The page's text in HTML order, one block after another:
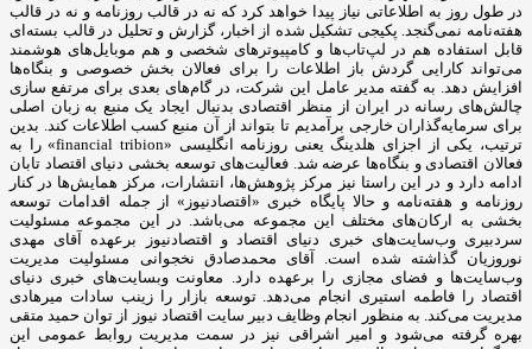
در طول روز به اطلاعاتی نیاز پیدا خواهد کرد که نه در قالب روزنامه و نه در قالب
هفته‌نامه نمی‌گنجد. پکیجی تشکیل شده از اخبار، گزارش و تحلیل در قالب بسته‌ای
قابل استفاده هم در لپ‌تاب‌ها و کامپیوترهای شخصی و هم موبایل‌های هوشمند
می‌تواند کارایی گردش باز اطلاعات را برای فعالان بخش خصوصی و بنگاه‌ها
افزایش دهد. به گفته مدیر عامل این شرکت، در گام‌های بعدی برای مرتفع سازی
چالش‌های رسانه در ایران از منظر اقتصادی بدنبال ایجاد یک منبع به زبان اصلی
برای سرمایه‌گذاران خارجی برآمدیم تا بتواند از آن منبع کسب اطلاعات کند. بدین
ترتیب، یکی از اجزای هلدینگ یعنی روزنامه انگلیسی «financial tribion» را به
فعالان اقتصادی و بنگاه‌ها عرضه شد. فعالیت‌های توسعه بخشی دنیای اقتصاد تابان
ادامه دارد و در این راستا نیز مرکز پژوهش‌ها، انتشارات، مرکز همایش‌ها در کنار
روزنامه و هفته‌نامه و حالا پایگاه خبری «اقتصادنیوز» از جمله اقدامات توسعه
بخشی به ارکان‌های مختلف این مجموعه می‌باشد. در این مجموعه مسئولیت
سردبیری وب‌سایت‌های خبری دنیای اقتصاد و اقتصادنیوز برعهده آقای مهدی
نوروزیان گذاشته شده است. آقای محمدصادق نخجوانی مسئولیت مدیریت
وب‌سایت‌ها و فضای مجازی را برعهده دارد. معاونت وبسایت‌های خبری دنیای
اقتصاد را فاطمه استیری انجام می‌دهد. توسعه بازار را زینب سادات میرهادی
مدیریت می‌کند. به منظور انجام وظایف دبیر سایت اقتصاد نیوز از توان حمید متقی
بهره گرفته می‌شود و امیر اشراقی نیز در سمت مدیریت روابط عمومی این